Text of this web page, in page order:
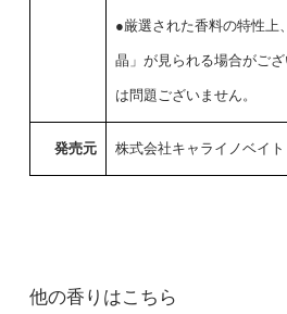
●厳選された香料の特性上
晶」が見られる場合がご
は問題ございません。
発売元 株式会社キャライノベイト
他の香りはこちら